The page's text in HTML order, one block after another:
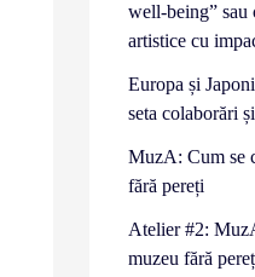
well-being” sau
artistice cu
Europa și
seta colaborări
MuzA: Cum se
fără pereți
Atelier #2:
muzeu fără